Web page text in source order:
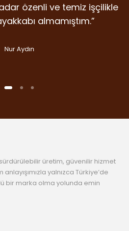
özenli ve temiz işçilikle
almamıştım.”
Nur Aydın
malzeme kalitesi ve
duymadan ikinci
farkını hissettiren nadir
Polat Shoes’ta kalite laf
üretim, güvenilir hizmet
yalnızca Türkiye’de
bir marka olma yolunda emin